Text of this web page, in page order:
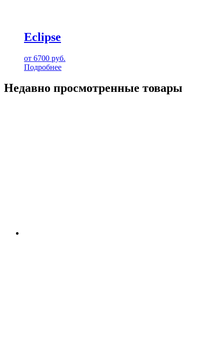
Eclipse
от 6700 руб.
Подробнее
Недавно просмотренные товары